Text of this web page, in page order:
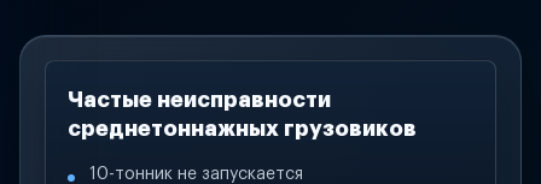
Частые неисправности
среднетоннажных грузовиков
10-тонник не запускается